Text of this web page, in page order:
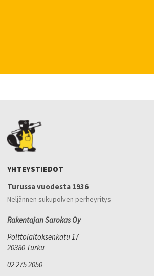
YHTEYSTIEDOT
Turussa vuodesta 1936
Neljännen sukupolven perheyritys
Rakentajan Sarokas Oy
Polttolaitoksenkatu 17
20380 Turku
02 275 2050